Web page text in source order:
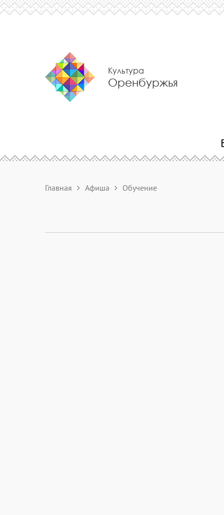
Культура
Оренбуржья
Главная Афиша Обучение